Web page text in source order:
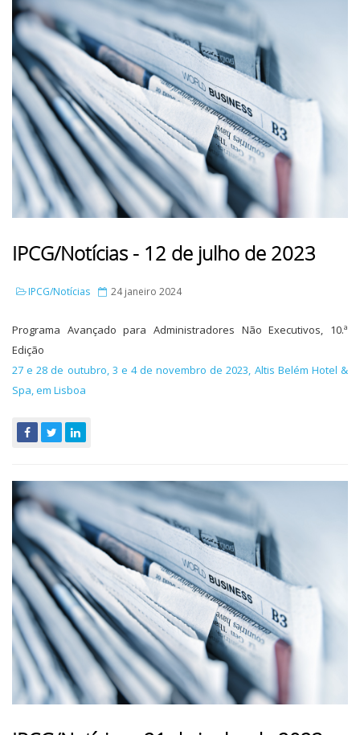
IPCG/Notícias - 12 de julho de 2023
IPCG/Notícias 24 janeiro 2024
Programa Avançado para Administradores Não Executivos, 10.ª
Edição
27 e 28 de outubro, 3 e 4 de novembro de 2023, Altis Belém Hotel &
Spa, em Lisboa